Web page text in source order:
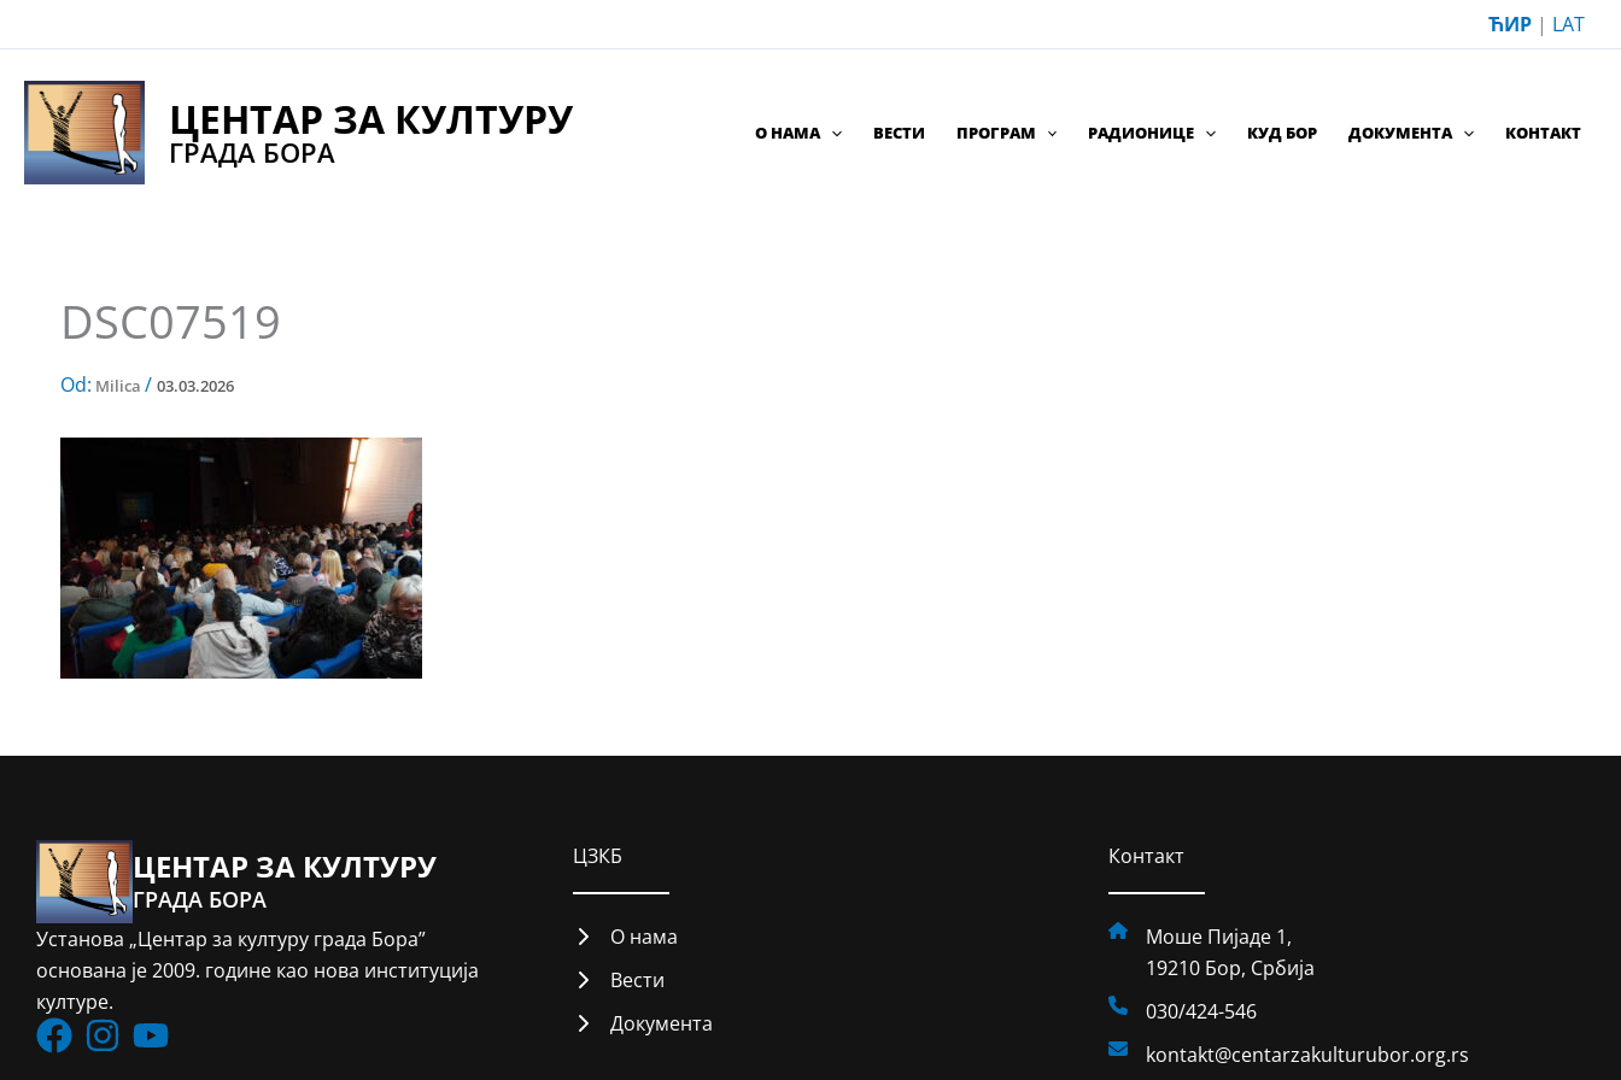
na
sadržaj
ЋИР | LAT
ЦЕНТАР ЗА КУЛТУРУ
ГРАДА БОРА
О НАМА ВЕСТИ ПРОГРАМ РАДИОНИЦЕ КУД БОР ДОКУМЕНТА КОНТАКТ
DSC07519
Od: Milica / 03.03.2026
ЦЕНТАР ЗА КУЛТУРУ
ГРАДА БОРА
Установа „Центар за културу града Бора”
основана је 2009. године као нова институција
културе.
ЦЗКБ
О нама
Вести
Документа
Контакт
Моше Пијаде 1,
19210 Бор, Србија
030/424-546
kontakt@centarzakulturubor.org.rs